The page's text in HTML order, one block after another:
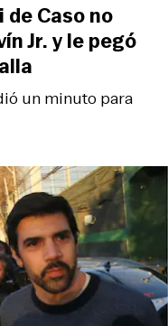
un minuto para
de Caso no
Jr. y le pegó